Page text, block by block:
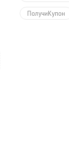
ПолучиКупон